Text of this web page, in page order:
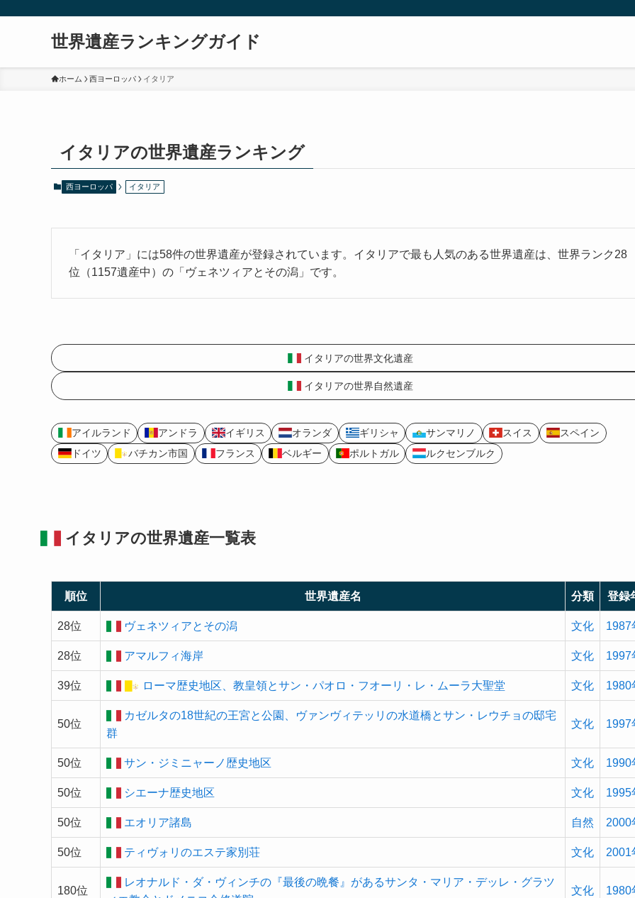
世界遺産ランキングガイド
ホーム 西ヨーロッパ イタリア
イタリアの世界遺産ランキング
西ヨーロッパ イタリア
「イタリア」には58件の世界遺産が登録されています。イタリアで最も人気のある世界遺産は、世界ランク28
位（1157遺産中）の「ヴェネツィアとその潟」です。
イタリアの世界文化遺産
イタリアの世界自然遺産
アイルランド アンドラ イギリス オランダ ギリシャ サンマリノ スイス
スペイン
ドイツ
バチカン市国 フランス ベルギー ポルトガル ルクセンブルク
イタリアの世界遺産一覧表
順位 世界遺産名 分類 登録
28位 ヴェネツィアとその潟 文化 1987
28位 アマルフィ海岸 文化 1997
39位 ローマ歴史地区、教皇領とサン・パオロ・フオーリ・レ・ムーラ大聖堂 文化 1980
50位
カゼルタの18世紀の王宮と公園、ヴァンヴィテッリの水道橋とサン・レウチョの邸宅
群
文化 1997
50位 サン・ジミニャーノ歴史地区 文化 1990
50位 シエーナ歴史地区 文化 1995
50位 エオリア諸島 自然 2000
50位 ティヴォリのエステ家別荘 文化 2001
180位
レオナルド・ダ・ヴィンチの『最後の晩餐』があるサンタ・マリア・デッレ・グラツ
文化 1980